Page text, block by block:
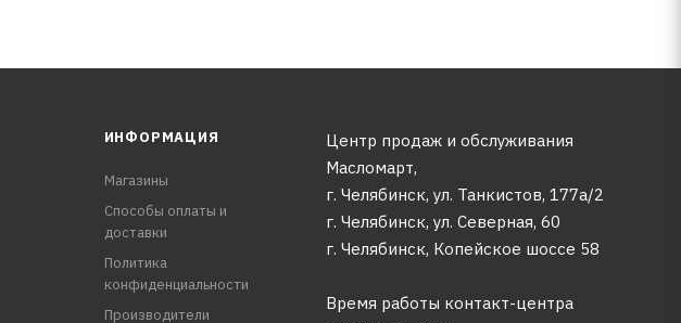
ИНФОРМАЦИЯ
Магазины
Способы оплаты и
доставки
Политика
конфиденциальности
Производители
Центр продаж и обслуживания
Масломарт,
г. Челябинск, ул. Танкистов, 177а/2
г. Челябинск, ул. Северная, 60
г. Челябинск, Копейское шоссе 58
Время работы контакт-центра